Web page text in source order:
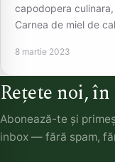
capodopera
Carnea de miel de
8 martie 2023
Rețete noi,
Abonează-te și
inbox — fără spam,